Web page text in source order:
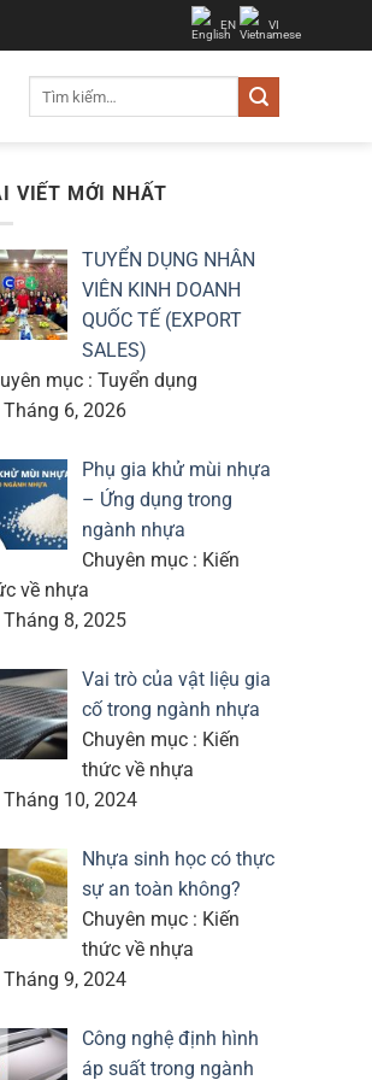
EN VI
VIẾT MỚI NHẤT
TUYỂN DỤNG NHÂN
VIÊN KINH DOANH
QUỐC TẾ (EXPORT
SALES)
mục : Tuyển dụng
Tháng 6, 2026
Phụ gia khử mùi nhựa
– Ứng dụng trong
ngành nhựa
Chuyên mục : Kiến
về nhựa
8, 2025
Vai trò của vật liệu gia
cố trong ngành nhựa
Chuyên mục : Kiến
thức về nhựa
Tháng 10, 2024
Nhựa sinh học có thực
sự an toàn không?
Chuyên mục : Kiến
thức về nhựa
Tháng 9, 2024
Công nghệ định hình
áp suất trong ngành